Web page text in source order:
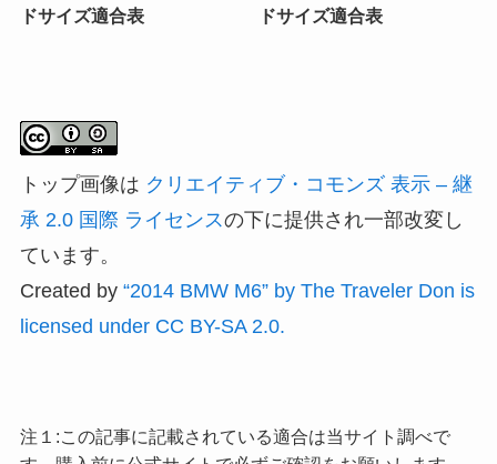
ドサイズ適合表
ドサイズ適合表
トップ画像は クリエイティブ・コモンズ 表示 – 継
承 2.0 国際 ライセンスの下に提供され一部改変し
ています。
Created by “2014 BMW M6” by The Traveler Don is
licensed under CC BY-SA 2.0.
注１:この記事に記載されている適合は当サイト調べで